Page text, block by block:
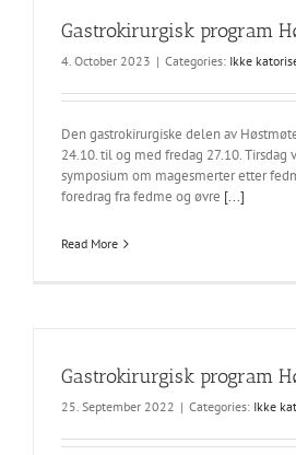
Gastrokirurgisk program
4. October 2023 | Categories: Ikke
Den gastrokirurgiske delen av
24.10. til og med fredag 27.10. Tirsdag
symposium om magesmerter etter
foredrag fra fedme og øvre [...]
Read More
Gastrokirurgisk program
25. September 2022 | Categories: Ikke